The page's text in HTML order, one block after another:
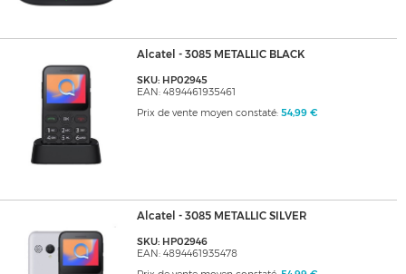
Alcatel - 3085 METALLIC BLACK
SKU: HP02945
EAN: 4894461935461
Prix de vente moyen constaté: 54,99 €
Alcatel - 3085 METALLIC SILVER
SKU: HP02946
EAN: 4894461935478